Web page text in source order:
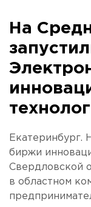
На
Екатеринбург.
биржи
Свердловской
в областном